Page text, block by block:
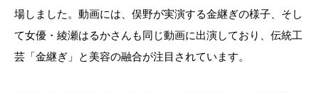
場しました。動画には、俣野が実演する金継ぎの様子、そし
て女優・綾瀬はるかさんも同じ動画に出演しており、伝統工
芸「金継ぎ」と美容の融合が注目されています。